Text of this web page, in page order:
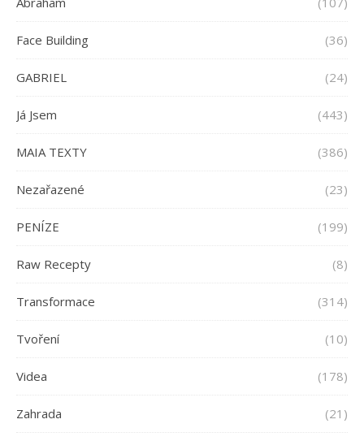
Face Building (36)
GABRIEL (24)
Já Jsem (443)
MAIA TEXTY (386)
Nezařazené (23)
PENÍZE (199)
Raw Recepty (8)
Transformace (314)
Tvoření (10)
Videa (178)
Zahrada (21)